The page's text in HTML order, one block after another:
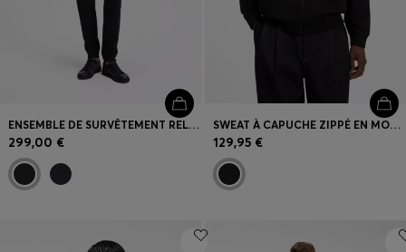
ENSEMBLE DE SURVÊTEMENT RELAXED EN MOLLETON DE COTON
299,00 €
SWEAT À CAPUCHE ZIPPÉ EN MOLLETON DE COTON AVEC ÉTIQUETTE LOGO
129,95 €